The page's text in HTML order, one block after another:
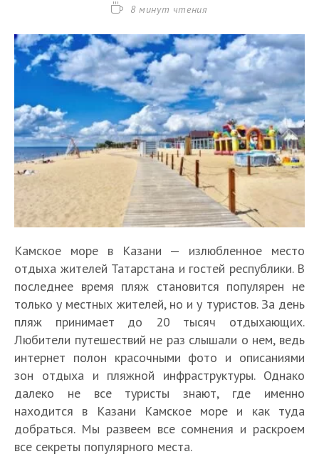
Время8 минут чтения
Камское море в Казани — излюбленное место
отдыха жителей Татарстана и гостей республики. В
последнее время пляж становится популярен не
только у местных жителей, но и у туристов. За день
пляж принимает до 20 тысяч отдыхающих.
Любители путешествий не раз слышали о нем, ведь
интернет полон красочными фото и описаниями
зон отдыха и пляжной инфраструктуры. Однако
далеко не все туристы знают, где именно
находится в Казани Камское море и как туда
добраться. Мы развеем все сомнения и раскроем
все секреты популярного места.